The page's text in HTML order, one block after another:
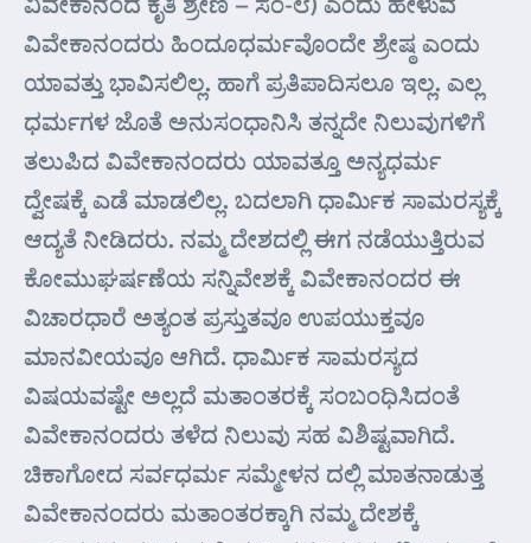
ವಿವೇಕಾನಂದರು ಹಿಂದೂಧರ್ಮವೊಂದೇ ಶ್ರೇಷ್ಠ ಎಂದು
ಯಾವತ್ತು ಭಾವಿಸಲಿಲ್ಲ. ಹಾಗೆ ಪ್ರತಿಪಾದಿಸಲೂ ಇಲ್ಲ. ಎಲ್ಲ
ಧರ್ಮಗಳ ಜೊತೆ ಅನುಸಂಧಾನಿಸಿ ತನ್ನದೇ ನಿಲುವುಗಳಿಗೆ
ತಲುಪಿದ ವಿವೇಕಾನಂದರು ಯಾವತ್ತೂ ಅನ್ಯಧರ್ಮ
ದ್ವೇಷಕ್ಕೆ ಎಡೆ ಮಾಡಲಿಲ್ಲ. ಬದಲಾಗಿ ಧಾರ್ಮಿಕ ಸಾಮರಸ್ಯಕ್ಕೆ
ಆದ್ಯತೆ ನೀಡಿದರು. ನಮ್ಮ ದೇಶದಲ್ಲಿ ಈಗ ನಡೆಯುತ್ತಿರುವ
ಕೋಮುಘರ್ಷಣೆಯ ಸನ್ನಿವೇಶಕ್ಕೆ ವಿವೇಕಾನಂದರ ಈ
ವಿಚಾರಧಾರೆ ಅತ್ಯಂತ ಪ್ರಸ್ತುತವೂ ಉಪಯುಕ್ತವೂ
ಮಾನವೀಯವೂ ಆಗಿದೆ. ಧಾರ್ಮಿಕ ಸಾಮರಸ್ಯದ
ವಿಷಯವಷ್ಟೇ ಅಲ್ಲದೆ ಮತಾಂತರಕ್ಕೆ ಸಂಬಂಧಿಸಿದಂತೆ
ವಿವೇಕಾನಂದರು ತಳೆದ ನಿಲುವು ಸಹ ವಿಶಿಷ್ಟವಾಗಿದೆ.
ಚಿಕಾಗೋದ ಸರ್ವಧರ್ಮ ಸಮ್ಮೇಳನ ದಲ್ಲಿ ಮಾತನಾಡುತ್ತ
ವಿವೇಕಾನಂದರು ಮತಾಂತರಕ್ಕಾಗಿ ನಮ್ಮ ದೇಶಕ್ಕೆ